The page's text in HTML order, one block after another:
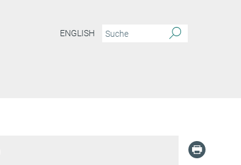
ENGLISH